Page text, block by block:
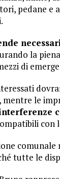
pedane e
la
di
mentre le
con
tutte le